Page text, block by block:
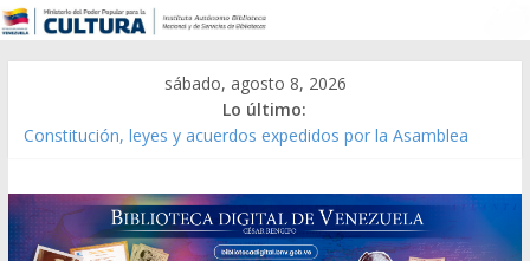
sábado, agosto 8, 2026
Lo último:
Constitución, leyes y acuerdos expedidos por la Asamblea
Modesta Bor Sánchez [material gráfico]
Gaceta Oficial de la República de Venezuela año CXXXIII Mes V,